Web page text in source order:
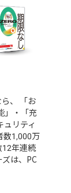
、
「お
」・「充
ュリティ
数1,000万
12年連続
は、PC